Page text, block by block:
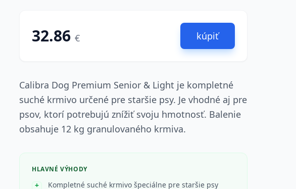
32.86 € kúpiť
Calibra Dog Premium Senior & Light je kompletné
suché krmivo určené pre staršie psy. Je vhodné aj pre
psov, ktorí potrebujú znížiť svoju hmotnosť. Balenie
obsahuje 12 kg granulovaného krmiva.
HLAVNÉ VÝHODY
Kompletné suché krmivo špeciálne pre staršie psy